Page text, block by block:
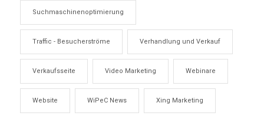
Suchmaschinenoptimierung
Traffic - Besucherströme Verhandlung und Verkauf
Verkaufsseite Video Marketing Webinare
Website WiPeC News Xing Marketing